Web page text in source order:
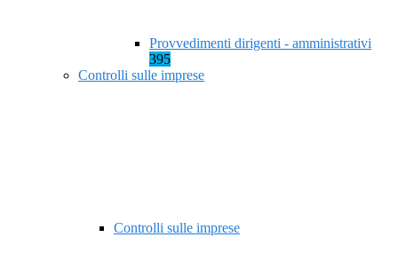
Provvedimenti dirigenti - amministrativi
395
Controlli sulle imprese
Controlli sulle imprese